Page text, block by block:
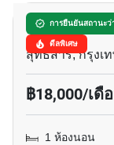
การยืนยันสถานะว่
ดีลพิเศษ
เซ็นทริค รัช
สุทธิสาร, กรุงเ
฿18,000/เดื
1 ห้องนอน